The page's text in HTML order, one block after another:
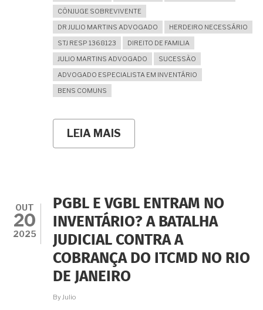
CÔNJUGE SOBREVIVENTE
DR JULIO MARTINS ADVOGADO
HERDEIRO NECESSÁRIO
STJ RESP 1368123
DIREITO DE FAMILIA
JULIO MARTINS ADVOGADO
SUCESSÃO
ADVOGADO ESPECIALISTA EM INVENTÁRIO
BENS COMUNS
LEIA MAIS
HERANÇA
BENS:
COMO
FICA
A
DIVISÃO
COM
FILHOS
SÓ
DO
OUT
20
2025
PGBL E VGBL ENTRAM NO
INVENTÁRIO? A BATALHA
JUDICIAL CONTRA A
COBRANÇA DO ITCMD NO RIO
DE JANEIRO
ByJulio